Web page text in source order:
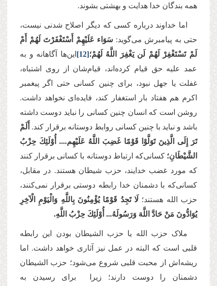
همه بندگان خدا هدایت و بهشتی بشوند.
اما خداوند درباره کسی که دیگر اصلاح شدنی نیست،
حتی به پیامبرش می‌گوید: سَوَاء عَلَیْهِمْ أَسْتَغْفَرْتَ لَهُمْ أَمْ
لَمْ تَسْتَغْفِرْ لَهُمْ لَن یَغْفِرَ اللَّهُ لَهُمْ؛[12] این‌ها آگاهانه و به
عمد علیه حق قیام کرده‌اند، قیام‌شان از روی اشتباه،
غفلت یا جهل نبود، برای چنین کسانی حتی اگر پیغمبر
اکرم هم هفتاد بار استغفار کند، فایده‌ای نخواهد داشت.
روشن است که انسان چنین کسانی را نباید دوست داشته
باشد و نباید با چنین کسانی روابط دوستانه برقرار کند. أَلَمْ
تَرَ إِلَى الَّذِینَ تَوَلَّوْا قَوْمًا غَضِبَ اللَّهُ عَلَیْهِم.... أُوْلَئِكَ حِزْبُ
الشَّیْطَانِ؛ کسانی‌که ارتباط دوستانه با کسانی برقرار کنند
که مورد غضب خدایند، حزب شیطان هستند. در مقابل،
کسانی‌که با دشمنان خدا رابطه دوستی برقرار نمی‌کنند،
حزب الله هستند؛ لَا تَجِدُ قَوْمًا یُؤْمِنُونَ بِاللَّهِ وَالْیَوْمِ الْآخِرِ
یُوَادُّونَ مَنْ حَادَّ اللَّهَ وَرَسُولَهُ... أُوْلَئِكَ حِزْبُ اللَّهِ.
ملاک حزب‌ الله یا حزب الشیطان بودن این رابطه
قلبی است که البته در عمل نیز آثاری خواهد داشت. اما
ریشه‌اش از محبت قلبی شروع می‌شود؛ حزب الشیطان
دشمنان را دوست دارند؛ زیرا برای رسیدن به